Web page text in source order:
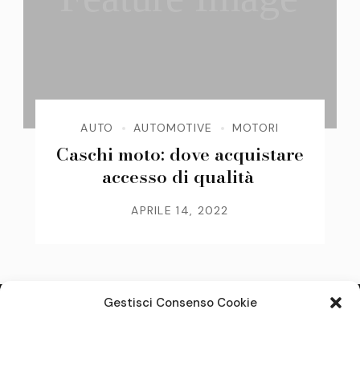
Gestisci Consenso Cookie
AUTO AUTOMOTIVE MOTORI
Caschi moto: dove acquistare
accesso di qualità
APRILE 14, 2022